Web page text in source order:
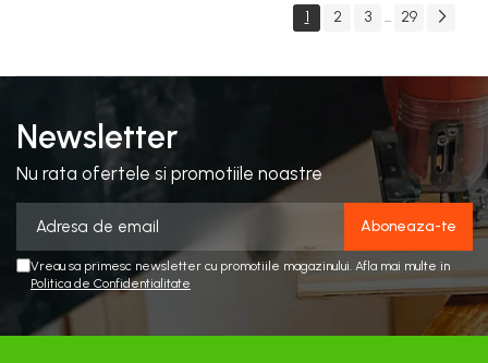
1 2 3 ... 29
Newsletter
Nu rata ofertele si promotiile noastre
Vreau sa primesc newsletter cu promotiile magazinului. Afla mai multe in
Politica de Confidentialitate